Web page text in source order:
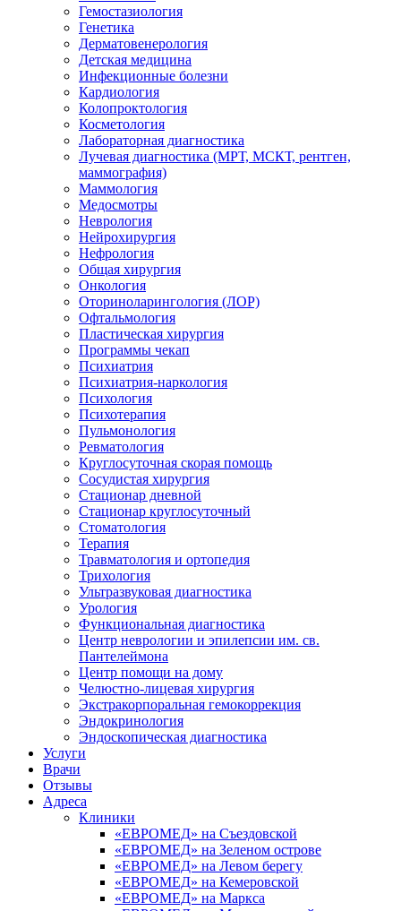
Гемостазиология
Генетика
Дерматовенерология
Детская медицина
Инфекционные болезни
Кардиология
Колопроктология
Косметология
Лабораторная диагностика
Лучевая диагностика (МРТ, МСКТ, рентген,
маммография)
Маммология
Медосмотры
Неврология
Нейрохирургия
Нефрология
Общая хирургия
Онкология
Оториноларингология (ЛОР)
Офтальмология
Пластическая хирургия
Программы чекап
Психиатрия
Психиатрия-наркология
Психология
Психотерапия
Пульмонология
Ревматология
Круглосуточная скорая помощь
Сосудистая хирургия
Стационар дневной
Стационар круглосуточный
Стоматология
Терапия
Травматология и ортопедия
Трихология
Ультразвуковая диагностика
Урология
Функциональная диагностика
Центр неврологии и эпилепсии им. св.
Пантелеймона
Центр помощи на дому
Челюстно-лицевая хирургия
Экстракорпоральная гемокоррекция
Эндокринология
Эндоскопическая диагностика
Услуги
Врачи
Отзывы
Адреса
Клиники
«ЕВРОМЕД» на Съездовской
«ЕВРОМЕД» на Зеленом острове
«ЕВРОМЕД» на Левом берегу
«ЕВРОМЕД» на Кемеровской
«ЕВРОМЕД» на Маркса